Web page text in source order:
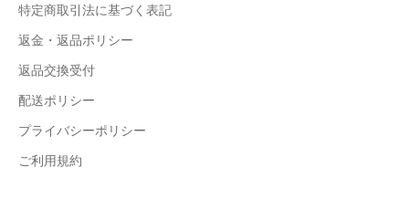
特定商取引法に基づく表記
返金・返品ポリシー
返品交換受付
配送ポリシー
プライバシーポリシー
ご利用規約